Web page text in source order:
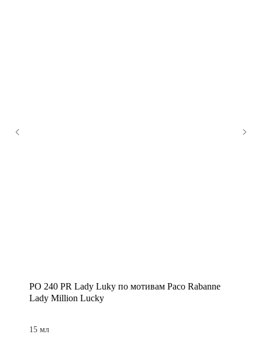
PO 240 PR Lady Luky по мотивам Paco Rabanne
Lady Million Lucky
15 мл